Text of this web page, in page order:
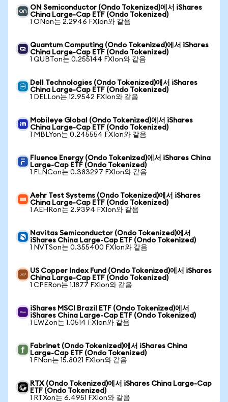
ON Semiconductor (Ondo Tokenized)에서 iShares
China Large-Cap ETF (Ondo Tokenized)
1 ONon는 2.2946 FXIon와 같음
Quantum Computing (Ondo Tokenized)에서 iShares
China Large-Cap ETF (Ondo Tokenized)
1 QUBTon는 0.255144 FXIon와 같음
Dell Technologies (Ondo Tokenized)에서 iShares
China Large-Cap ETF (Ondo Tokenized)
1 DELLon는 12.9542 FXIon와 같음
Mobileye Global (Ondo Tokenized)에서 iShares
China Large-Cap ETF (Ondo Tokenized)
1 MBLYon는 0.245554 FXIon와 같음
Fluence Energy (Ondo Tokenized)에서 iShares China
Large-Cap ETF (Ondo Tokenized)
1 FLNCon는 0.383297 FXIon와 같음
Aehr Test Systems (Ondo Tokenized)에서 iShares
China Large-Cap ETF (Ondo Tokenized)
1 AEHRon는 2.9394 FXIon와 같음
Navitas Semiconductor (Ondo Tokenized)에서
iShares China Large-Cap ETF (Ondo Tokenized)
1 NVTSon는 0.355400 FXIon와 같음
US Copper Index Fund (Ondo Tokenized)에서 iShares
China Large-Cap ETF (Ondo Tokenized)
1 CPERon는 1.1877 FXIon와 같음
iShares MSCI Brazil ETF (Ondo Tokenized)에서
iShares China Large-Cap ETF (Ondo Tokenized)
1 EWZon는 1.0514 FXIon와 같음
Fabrinet (Ondo Tokenized)에서 iShares China
Large-Cap ETF (Ondo Tokenized)
1 FNon는 15.8021 FXIon와 같음
RTX (Ondo Tokenized)에서 iShares China Large-Cap
ETF (Ondo Tokenized)
1 RTXon는 6.4951 FXIon와 같음